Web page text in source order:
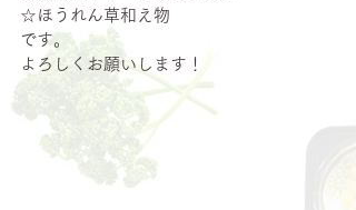
☆ほうれん草和え物
です。
よろしくお願いします！